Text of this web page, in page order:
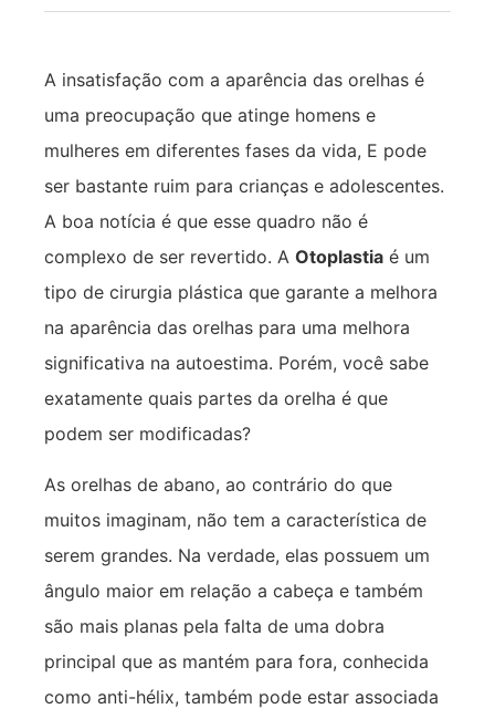
A insatisfação com a aparência das orelhas é
uma preocupação que atinge homens e
mulheres em diferentes fases da vida, E pode
ser bastante ruim para crianças e adolescentes.
A boa notícia é que esse quadro não é
complexo de ser revertido. A Otoplastia é um
tipo de cirurgia plástica que garante a melhora
na aparência das orelhas para uma melhora
significativa na autoestima. Porém, você sabe
exatamente quais partes da orelha é que
podem ser modificadas?
As orelhas de abano, ao contrário do que
muitos imaginam, não tem a característica de
serem grandes. Na verdade, elas possuem um
ângulo maior em relação a cabeça e também
são mais planas pela falta de uma dobra
principal que as mantém para fora, conhecida
como anti-hélix, também pode estar associada